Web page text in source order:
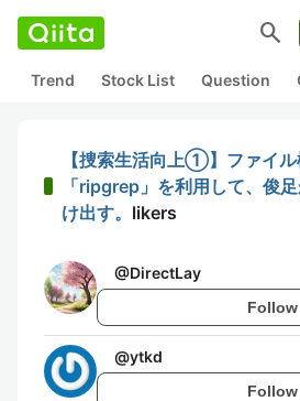
search
Trend Stock List Question
【捜索生活向上①】ファイ
「ripgrep」を利用して、俊
け出す。 likers
@DirectLay
Follow
@ytkd
Follow